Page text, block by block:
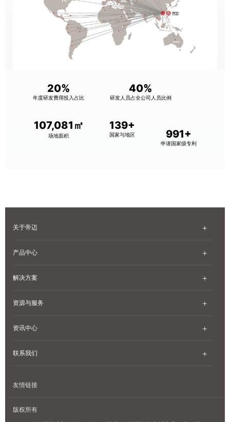
20%
年度研发费用投入占比
40%
研发人员占全公司人员比例
107,770㎡
场地面积
140+
国家与地区 998+
申请国家级专利
关于帝迈
产品中心
解决方案
资源与服务
资讯中心
联系我们
友情链接
版权所有